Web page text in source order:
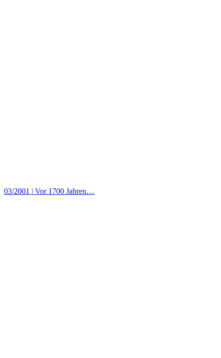
03/2001 | Vor 1700 Jahren…